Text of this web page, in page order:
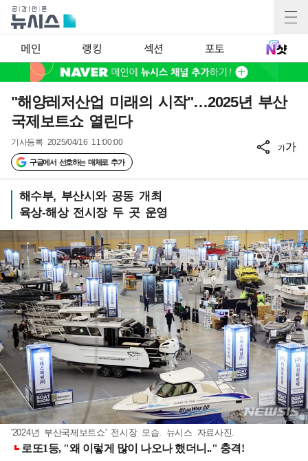
메인 랭킹 섹션 포토
"해양레저산업 미래의 시작"…2025년 부산
국제보트쇼 열린다
기사등록 2025/04/16 11:00:00
구글에서 선호하는 매체로 추가
가가
해수부, 부산시와 공동 개최
육상-해상 전시장 두 곳 운영
'2024년 부산국제보트쇼' 전시장 모습. 뉴시스 자료사진.